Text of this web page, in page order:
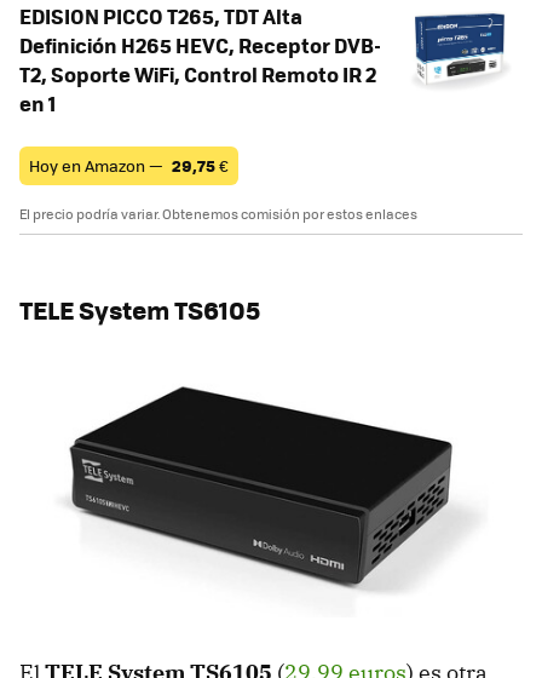
EDISION PICCO T265, TDT Alta
Definición H265 HEVC, Receptor DVB-
T2, Soporte WiFi, Control Remoto IR 2
en 1
Hoy en Amazon — 29,75€
El precio podría variar. Obtenemos comisión por estos enlaces
TELE System TS6105